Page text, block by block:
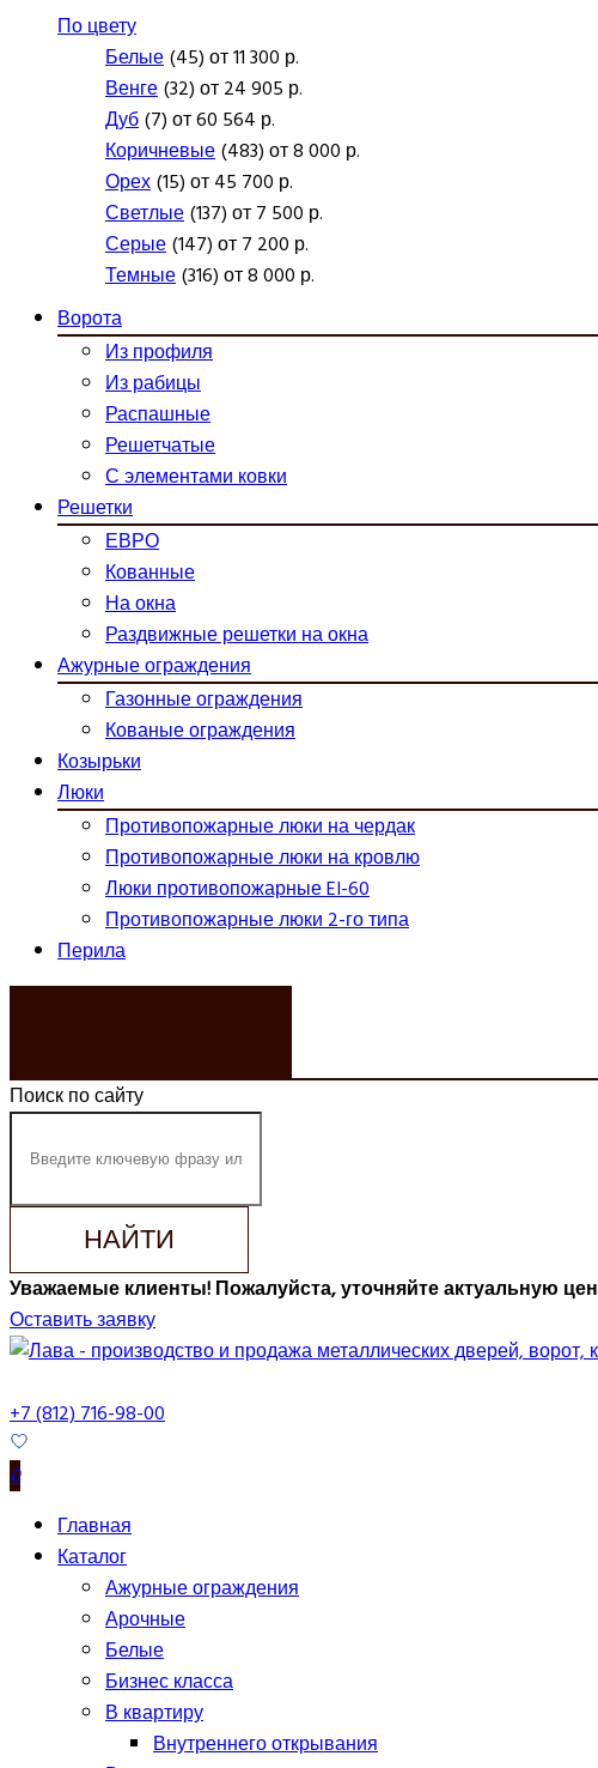
По цвету
Белые(45) от 11 300 р.
Венге(32) от 24 905 р.
Дуб(7) от 60 564 р.
Коричневые(483) от 8 000 р.
Орех(15) от 45 700 р.
Светлые(137) от 7 500 р.
Серые(147) от 7 200 р.
Темные(316) от 8 000 р.
Ворота
Из профиля
Из рабицы
Распашные
Решетчатые
С элементами ковки
Решетки
ЕВРО
Кованные
На окна
Раздвижные решетки на окна
Ажурные ограждения
Газонные ограждения
Кованые ограждения
Козырьки
Люки
Противопожарные люки на чердак
Противопожарные люки на кровлю
Люки противопожарные EI-60
Противопожарные люки 2-го типа
Перила
Поиск по сайту
НАЙТИ
Уважаемые клиенты! Пожалуйста, уточняйте актуальную
Оставить заявку
+7 (812) 716-98-00
0
Главная
Каталог
Ажурные ограждения
Арочные
Белые
Бизнес класса
В квартиру
Внутреннего открывания